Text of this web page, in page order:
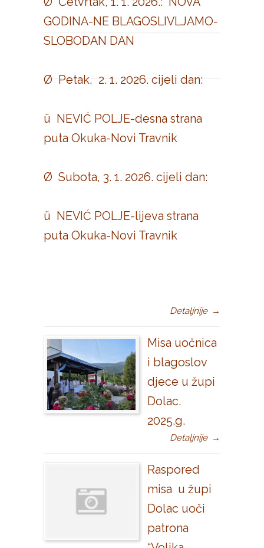
GODINA-NE BLAGOSLIVLJAMO-
SLOBODAN DAN
Ø Petak, 2. 1. 2026. cijeli dan:
ü NEVIĆ POLJE-desna strana
puta Okuka-Novi Travnik
Ø Subota, 3. 1. 2026. cijeli dan:
ü NEVIĆ POLJE-lijeva strana
puta Okuka-Novi Travnik
Detaljnije →
Misa uočnica
i blagoslov
djece u župi
Dolac.
2025.g.
Detaljnije →
Raspored
misa u župi
Dolac uoči
patrona